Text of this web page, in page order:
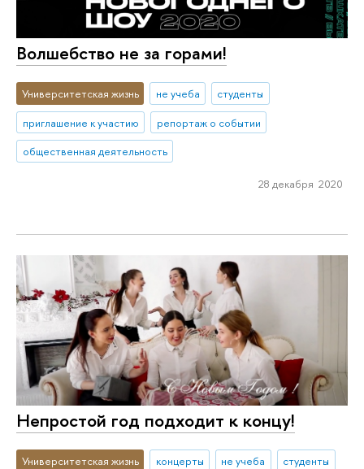
Волшебство не за горами!
Университетская жизнь не учеба
студенты
приглашение к участию
репортаж о событии
общественная деятельность
28 декабря 2020
Непростой год подходит к концу!
Университетская жизнь концерты не учеба
студенты